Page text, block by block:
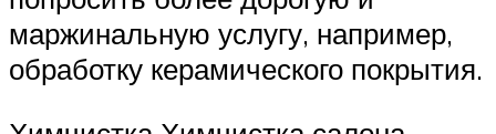
маржинальную услугу, например,
обработку керамического покрытия.